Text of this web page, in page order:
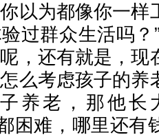
以为都像你一样
过群众生活吗？
，还有就是，现
么考虑孩子的养
养老，那他长
困难，哪里还有